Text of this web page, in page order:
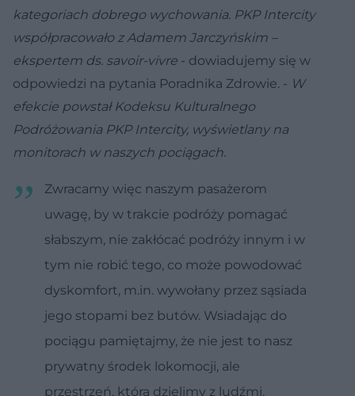
kategoriach dobrego wychowania. PKP Intercity
współpracowało z Adamem Jarczyńskim –
ekspertem ds. savoir-vivre - dowiadujemy się w
odpowiedzi na pytania Poradnika Zdrowie. - W
efekcie powstał Kodeksu Kulturalnego
Podróżowania PKP Intercity, wyświetlany na
monitorach w naszych pociągach.
Zwracamy więc naszym pasażerom
uwagę, by w trakcie podróży pomagać
słabszym, nie zakłócać podróży innym i w
tym nie robić tego, co może powodować
dyskomfort, m.in. wywołany przez sąsiada
jego stopami bez butów. Wsiadając do
pociągu pamiętajmy, że nie jest to nasz
prywatny środek lokomocji, ale
przestrzeń, którą dzielimy z ludźmi.